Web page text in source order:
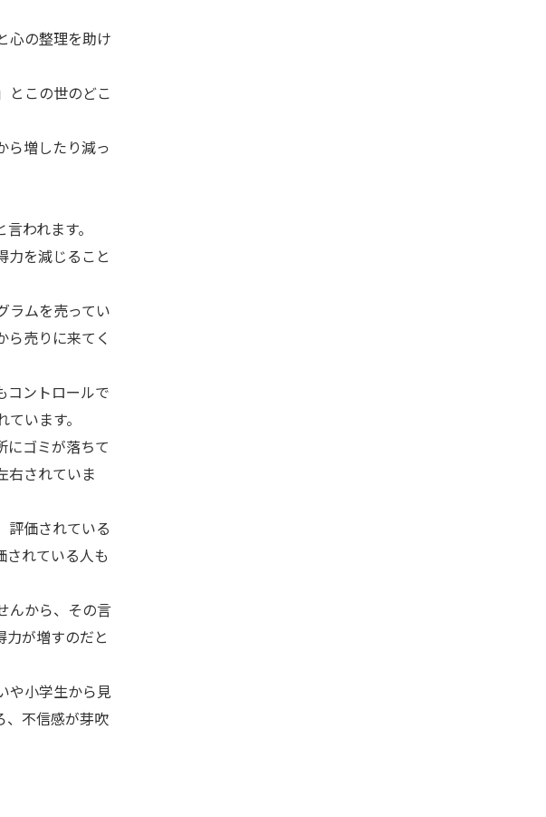
心の整理を助け
とこの世のどこ
ら増したり減っ
われます。
力を減じること
ラムを売ってい
ら売りに来てく
コントロールで
います。
にゴミが落ちて
右されていま
評価されている
されている人も
んから、その言
が増すのだと
や小学生から見
、不信感が芽吹